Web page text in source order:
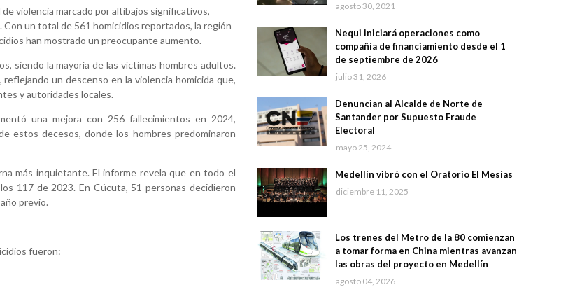
violencia marcado por altibajos significativos,
un total de 561 homicidios reportados, la región
han mostrado un preocupante aumento.
siendo la mayoría de las víctimas hombres adultos.
un descenso en la violencia homicida que,
y autoridades locales.
una mejora con 256 fallecimientos en 2024,
estos decesos, donde los hombres predominaron
más inquietante. El informe revela que en todo el
117 de 2023. En Cúcuta, 51 personas decidieron
previo.
fueron:
agosto 30, 2021
Nequi iniciará operaciones como
compañía de financiamiento desde el 1
de septiembre de 2026
julio 31, 2026
Denuncian al Alcalde de Norte de
Santander por Supuesto Fraude
Electoral
mayo 25, 2024
Medellín vibró con el Oratorio El Mesías
diciembre 11, 2025
Los trenes del Metro de la 80 comienzan
a tomar forma en China mientras avanzan
las obras del proyecto en Medellín
agosto 04, 2026